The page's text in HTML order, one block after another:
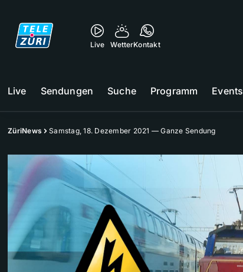
Live WetterKontakt
Live Sendungen Suche Programm Events
ZüriNews Samstag, 18. Dezember 2021 — Ganze Sendung